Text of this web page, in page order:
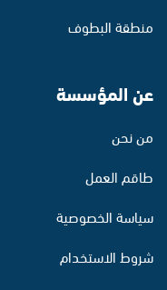
منطقة البطوف
عن المؤسسة
من نحن
طاقم العمل
سياسة الخصوصية
شروط الاستخدام